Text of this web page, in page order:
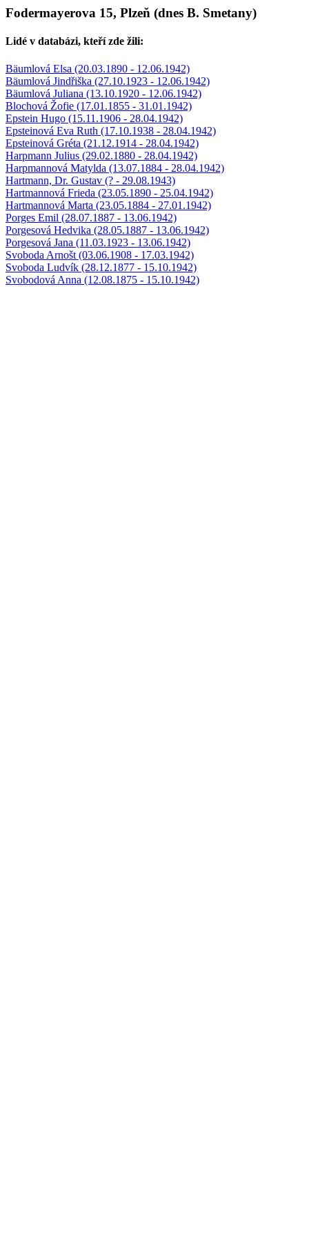
Fodermayerova 15, Plzeň (dnes B. Smetany)
Lidé v databázi, kteří zde žili:
Bäumlová Elsa (20.03.1890 - 12.06.1942)
Bäumlová Jindřiška (27.10.1923 - 12.06.1942)
Bäumlová Juliana (13.10.1920 - 12.06.1942)
Blochová Žofie (17.01.1855 - 31.01.1942)
Epstein Hugo (15.11.1906 - 28.04.1942)
Epsteinová Eva Ruth (17.10.1938 - 28.04.1942)
Epsteinová Gréta (21.12.1914 - 28.04.1942)
Harpmann Julius (29.02.1880 - 28.04.1942)
Harpmannová Matylda (13.07.1884 - 28.04.1942)
Hartmann, Dr. Gustav (? - 29.08.1943)
Hartmannová Frieda (23.05.1890 - 25.04.1942)
Hartmannová Marta (23.05.1884 - 27.01.1942)
Porges Emil (28.07.1887 - 13.06.1942)
Porgesová Hedvika (28.05.1887 - 13.06.1942)
Porgesová Jana (11.03.1923 - 13.06.1942)
Svoboda Arnošt (03.06.1908 - 17.03.1942)
Svoboda Ludvík (28.12.1877 - 15.10.1942)
Svobodová Anna (12.08.1875 - 15.10.1942)